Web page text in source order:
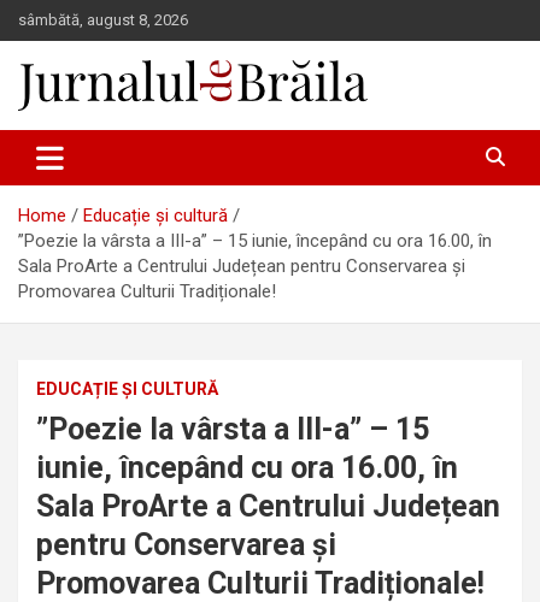
Skip
to
content
sâmbătă, august 8, 2026
Jurnalul de Brăila
Home
Educație și cultură
”Poezie la vârsta a III-a” – 15 iunie, începând cu ora 16.00, în
Sala ProArte a Centrului Județean pentru Conservarea și
Promovarea Culturii Tradiționale!
EDUCAȚIE ȘI CULTURĂ
”Poezie la vârsta a III-a” – 15
iunie, începând cu ora 16.00, în
Sala ProArte a Centrului Județean
pentru Conservarea și
Promovarea Culturii Tradiționale!